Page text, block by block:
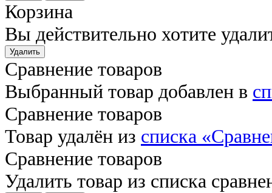
Корзина
Вы действительно хотите
Удалить
Сравнение товаров
Выбранный товар добавлен в
Сравнение товаров
Товар удалён из списка
Сравнение товаров
Удалить товар из списка